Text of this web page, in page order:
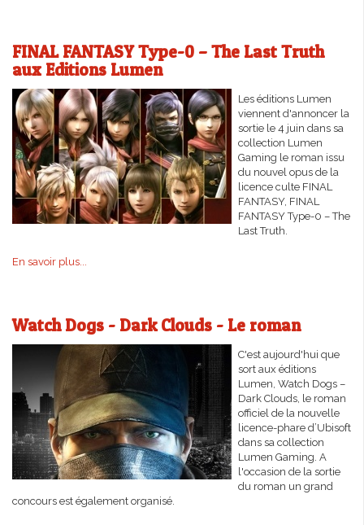
FINAL FANTASY Type-0 – The Last Truth
aux Editions Lumen
Les éditions Lumen
viennent d'annoncer la
sortie le 4 juin dans sa
collection Lumen
Gaming le roman issu
du nouvel opus de la
licence culte FINAL
FANTASY, FINAL
FANTASY Type-0 – The
Last Truth.
En savoir plus...
Watch Dogs - Dark Clouds - Le roman
C'est aujourd'hui que
sort aux éditions
Lumen, Watch Dogs –
Dark Clouds, le roman
officiel de la nouvelle
licence-phare d’Ubisoft
dans sa collection
Lumen Gaming. A
l'occasion de la sortie
du roman un grand
concours est également organisé.